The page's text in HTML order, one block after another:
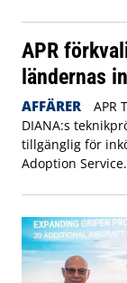
APR
ländernas
AFFÄRER
APR
DIANA:s
tillgänglig för
Adoption Service.